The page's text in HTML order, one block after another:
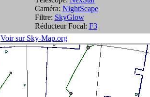
Caméra: NightScape
Filtre: SkyGlow
Réducteur Focal: F3
Voir sur Sky-Map.org